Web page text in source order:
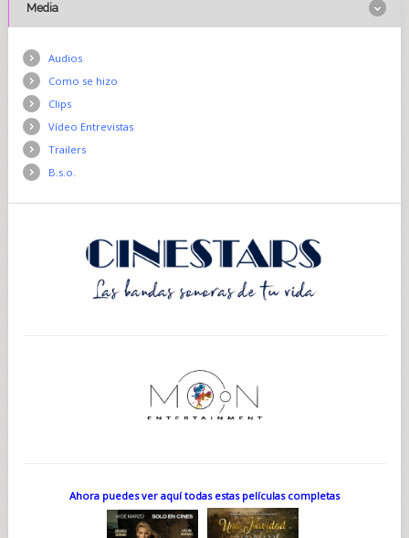
Media
Audios
Como se hizo
Clips
Vídeo Entrevistas
Trailers
B.s.o.
Ahora puedes ver aquí todas estas películas completas